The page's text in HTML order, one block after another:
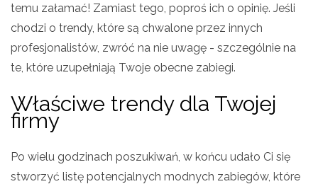
temu załamać! Zamiast tego, poproś ich o opinię. Jeśli
chodzi o trendy, które są chwalone przez innych
profesjonalistów, zwróć na nie uwagę - szczególnie na
te, które uzupełniają Twoje obecne zabiegi.
Właściwe trendy dla Twojej
firmy
Po wielu godzinach poszukiwań, w końcu udało Ci się
stworzyć listę potencjalnych modnych zabiegów, które